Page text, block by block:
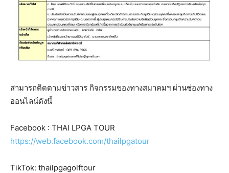
สามารถติดตามข่าวสาร กิจกรรมของทางสมาคมฯ ผ่านช่องทาง
ออนไลน์ดังนี้
Facebook : THAI LPGA TOUR
https://web.facebook.com/thailpgatour
TikTok: thailpgagolftour